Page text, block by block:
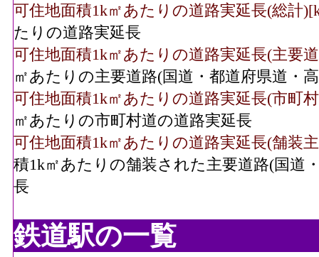
可住地面積1k㎡あたりの道路実延長(総計
たりの道路実延長
可住地面積1k㎡あたりの道路実延長(主要
㎡あたりの主要道路(国道・都道府県道・
可住地面積1k㎡あたりの道路実延長(市町
㎡あたりの市町村道の道路実延長
可住地面積1k㎡あたりの道路実延長(舗装
積1k㎡あたりの舗装された主要道路(国道
長
鉄道駅の一覧